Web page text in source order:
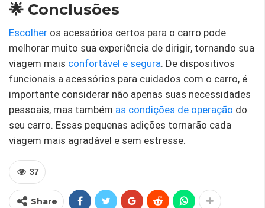
🌟 Conclusões
Escolher os acessórios certos para o carro pode
melhorar muito sua experiência de dirigir, tornando sua
viagem mais confortável e segura. De dispositivos
funcionais a acessórios para cuidados com o carro, é
importante considerar não apenas suas necessidades
pessoais, mas também as condições de operação do
seu carro. Essas pequenas adições tornarão cada
viagem mais agradável e sem estresse.
37
Share